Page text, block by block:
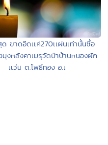
ขาดอีดเเค่270เเผ่นเท่านั้นซื้อ
มุงหลังคาเมรุวัดป่าบ้านหนองผัก
เเว่น ต.โพธิ์ทอง อ.เ